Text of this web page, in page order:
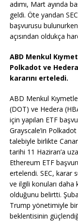
adımı, Mart ayında
geldi. Öte yandan
başvurusu
açısından oldukça
ABD Menkul
Polkadot ve
kararını erteledi.
ABD Menkul
(DOT) ve Hedera
için yapılan ETF
Grayscale’in
talebiyle birlikte
tarihi 11 Haziran’a
Ethereum ETF
ertelendi. SEC, karar
ve ilgili konuları daha
olduğunu belirtti.
Trump yönetimiyle
beklentisinin